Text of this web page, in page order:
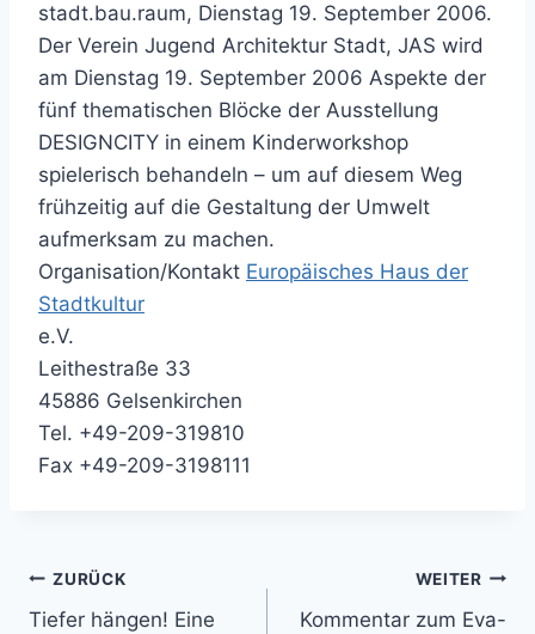
stadt.bau.raum, Dienstag 19. September 2006.
Der Verein Jugend Architektur Stadt, JAS wird
am Dienstag 19. September 2006 Aspekte der
fünf thematischen Blöcke der Ausstellung
DESIGNCITY in einem Kinderworkshop
spielerisch behandeln – um auf diesem Weg
frühzeitig auf die Gestaltung der Umwelt
aufmerksam zu machen.
Organisation/Kontakt Europäisches Haus der
Stadtkultur
e.V.
Leithestraße 33
45886 Gelsenkirchen
Tel. +49-209-319810
Fax +49-209-3198111
Beitragsnavigation
ZURÜCK
Tiefer hängen! Eine
WEITER
Kommentar zum Eva-